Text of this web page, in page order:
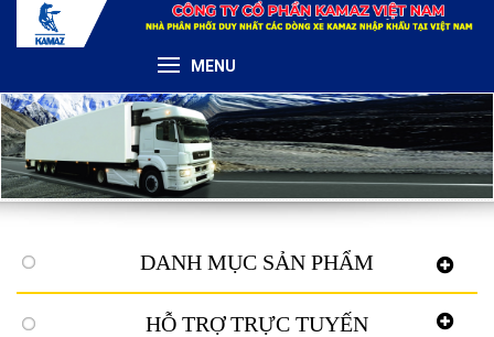
MENU
DANH MỤC SẢN PHẨM
HỖ TRỢ TRỰC TUYẾN